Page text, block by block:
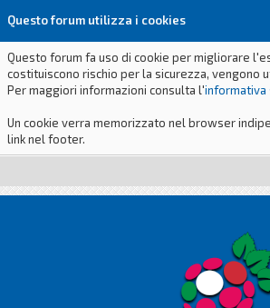
Questo forum utilizza i cookies
Questo forum fa uso di cookie per migliorare
costituiscono rischio per la sicurezza, vengono
Per maggiori informazioni consulta l'informativa
Un cookie verra memorizzato nel browser
link nel footer.